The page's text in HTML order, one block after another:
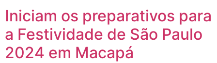
Iniciam os preparativos para
a Festividade de São Paulo
2024 em Macapá